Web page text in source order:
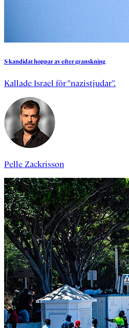
S-kandidathopparaveftergranskning
Kallade Israel för ”nazistjudar”.
Pelle Zackrisson